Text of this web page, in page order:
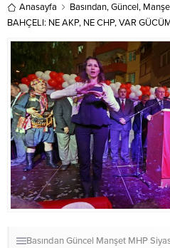
Anasayfa Basından,Güncel,
BAHÇELI: NE AKP, NE CHP, VAR
BasındanGüncel Manşet MHP